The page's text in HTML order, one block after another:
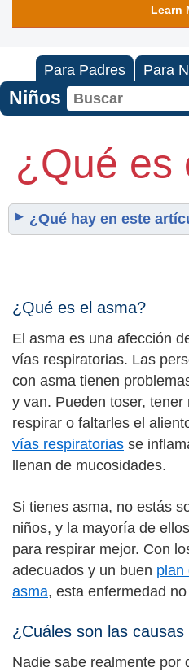
Learn
Para Padres Para
Niños
¿Qué es
¿Qué hay en este
¿Qué es el asma?
El asma es una afección
vías respiratorias. Las
con asma tienen
y van. Pueden toser, tener
respirar o faltarles el
vías respiratorias se
llenan de mucosidades.
Si tienes asma, no estás
niños, y la mayoría de
para respirar mejor. Con
adecuados y un buen plan
asma, esta enfermedad
¿Cuáles son las
Nadie sabe realmente por